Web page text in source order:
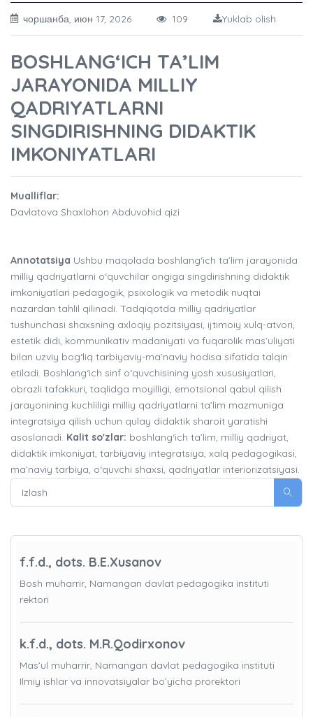
чоршанба, июн 17, 2026 109 Yuklab olish
BOSHLANG‘ICH TA’LIM
JARAYONIDA MILLIY
QADRIYATLARNI
SINGDIRISHNING DIDAKTIK
IMKONIYATLARI
Mualliflar:
Davlatova Shaxlohon Abduvohid qizi
Annotatsiya Ushbu maqolada boshlang‘ich ta’lim jarayonida
milliy qadriyatlarni o‘quvchilar ongiga singdirishning didaktik
imkoniyatlari pedagogik, psixologik va metodik nuqtai
nazardan tahlil qilinadi. Tadqiqotda milliy qadriyatlar
tushunchasi shaxsning axloqiy pozitsiyasi, ijtimoiy xulq-atvori,
estetik didi, kommunikativ madaniyati va fuqarolik mas’uliyati
bilan uzviy bog‘liq tarbiyaviy-ma’naviy hodisa sifatida talqin
etiladi. Boshlang‘ich sinf o‘quvchisining yosh xususiyatlari,
obrazli tafakkuri, taqlidga moyilligi, emotsional qabul qilish
jarayonining kuchliligi milliy qadriyatlarni ta’lim mazmuniga
integratsiya qilish uchun qulay didaktik sharoit yaratishi
asoslanadi. Kalit so'zlar: boshlang‘ich ta’lim, milliy qadriyat,
didaktik imkoniyat, tarbiyaviy integratsiya, xalq pedagogikasi,
ma’naviy tarbiya, o‘quvchi shaxsi, qadriyatlar interiorizatsiyasi.
f.f.d., dots. B.E.Xusanov
Bosh muharrir, Namangan davlat pedagogika instituti
rektori
k.f.d., dots. M.R.Qodirxonov
Mas’ul muharrir, Namangan davlat pedagogika instituti
Ilmiy ishlar va innovatsiyalar bo’yicha prorektori